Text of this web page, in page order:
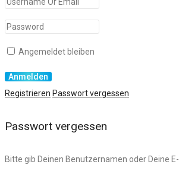
Angemeldet bleiben
Registrieren Passwort vergessen
Passwort vergessen
Bitte gib Deinen Benutzernamen oder Deine